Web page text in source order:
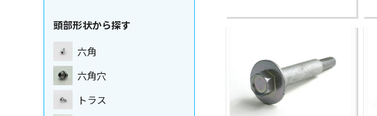
頭部形状から探す
六角
六角穴
トラス